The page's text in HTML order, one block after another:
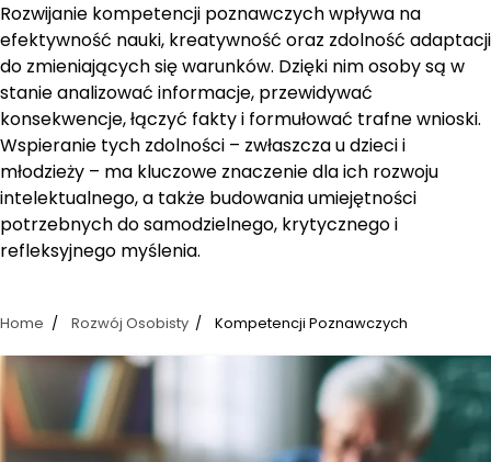
Rozwijanie kompetencji poznawczych wpływa na
efektywność nauki, kreatywność oraz zdolność adaptacji
do zmieniających się warunków. Dzięki nim osoby są w
stanie analizować informacje, przewidywać
konsekwencje, łączyć fakty i formułować trafne wnioski.
Wspieranie tych zdolności – zwłaszcza u dzieci i
młodzieży – ma kluczowe znaczenie dla ich rozwoju
intelektualnego, a także budowania umiejętności
potrzebnych do samodzielnego, krytycznego i
refleksyjnego myślenia.
Home Rozwój Osobisty Kompetencji Poznawczych